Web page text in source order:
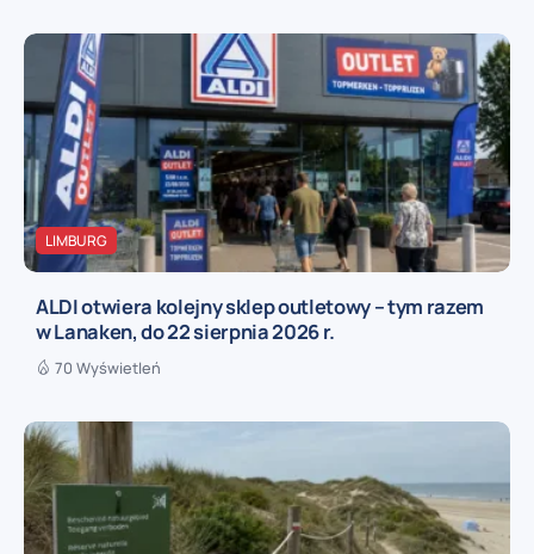
LIMBURG
ALDI otwiera kolejny sklep outletowy – tym razem
w Lanaken, do 22 sierpnia 2026 r.
70 Wyświetleń